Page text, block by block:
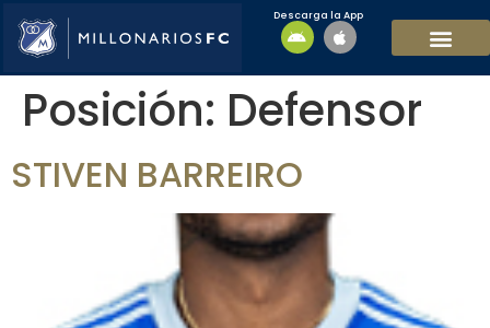
Descarga la App
Posición: Defensor
STIVEN BARREIRO